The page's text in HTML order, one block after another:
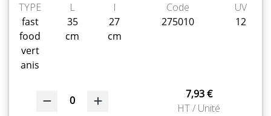
TYPE
fast
food
vert
anis
L
35
cm
l
27
cm
Code
275010
UV
12
0
7,93 €
HT / Unité